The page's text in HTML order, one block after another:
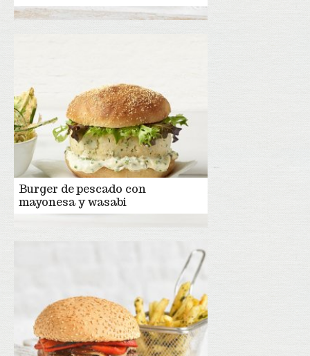
Burger de pescado con
mayonesa y wasabi